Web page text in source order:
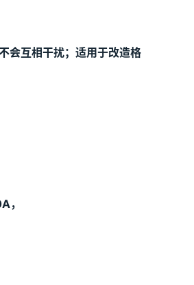
会互相干扰；适用于改造格
A，